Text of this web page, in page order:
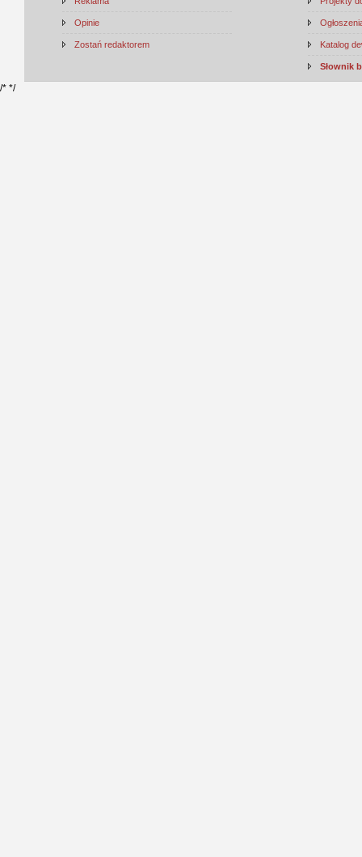
Opinie
Zostań redaktorem Katalog
Słownik
/* */